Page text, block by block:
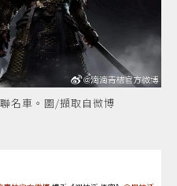
名車。圖/擷取自微博